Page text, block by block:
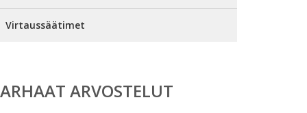
Virtaussäätimet
ARVOSTELUT